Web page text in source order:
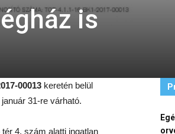
is
00013 keretén belül
31-re várható.
4. szám alatti ingatlan